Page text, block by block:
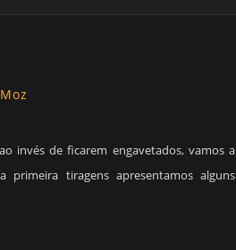
invés de ficarem engavetados, vamos a
tiragens apresentamos alguns